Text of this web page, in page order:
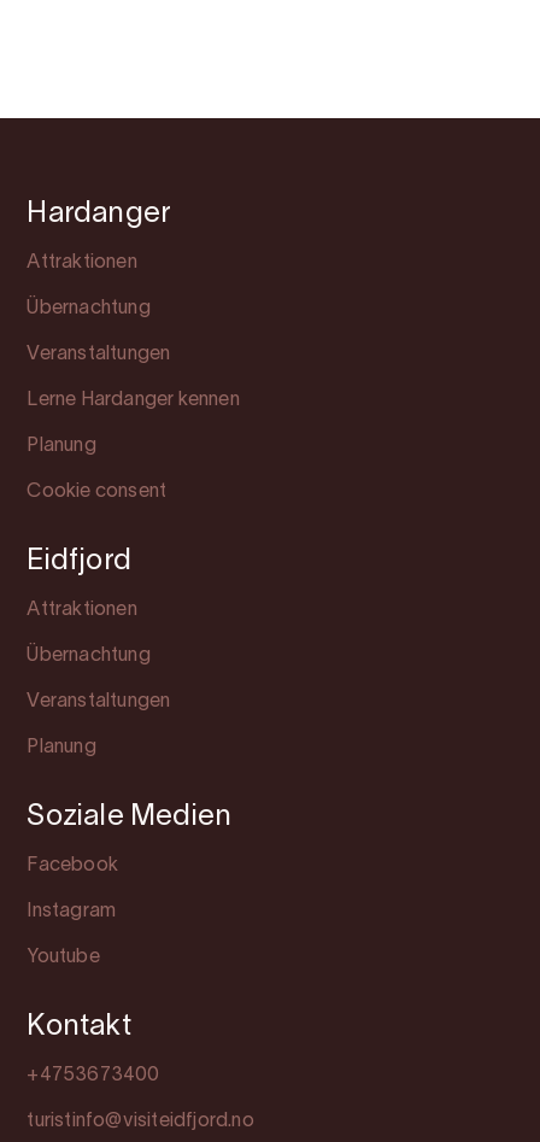
Hardanger
Attraktionen
Übernachtung
Veranstaltungen
Lerne Hardanger kennen
Planung
Cookie consent
Eidfjord
Attraktionen
Übernachtung
Veranstaltungen
Planung
Soziale Medien
Facebook
Instagram
Youtube
Kontakt
+4753673400
turistinfo@visiteidfjord.no